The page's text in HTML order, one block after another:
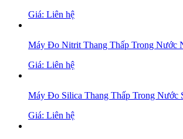
Giá: Liên hệ
Máy Đo Nitrit Thang Thấp Trong Nước
Giá: Liên hệ
Máy Đo Silica Thang Thấp Trong Nước
Giá: Liên hệ